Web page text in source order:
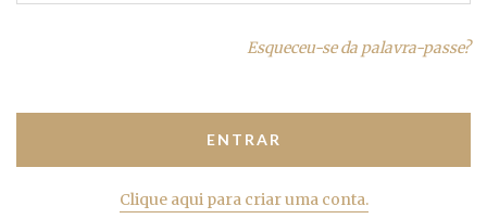
Esqueceu-se da palavra-passe?
Clique aqui para criar uma conta.